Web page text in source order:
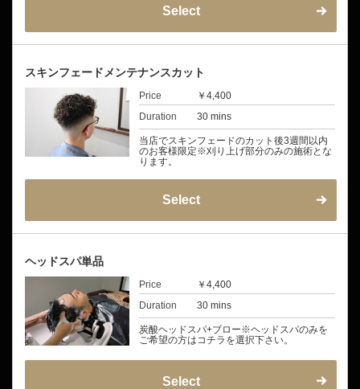
Select
スキンフェードメンテナンスカット
Price
￥4,400
Duration
30 mins
当店でスキンフェードのカット後3週間以内
のお客様限定※刈り上げ部分のみの施術とな
ります。
Select
ヘッドスパ単品
Price
￥4,400
Duration
30 mins
炭酸ヘッドスパ+ブロー※ヘッドスパのみを
ご希望の方はコチラを選択下さい。
Select